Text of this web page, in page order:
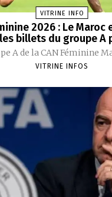
VITRINE INFO
2026 : Le Maroc
billets du groupe A
A de la CAN Féminine
VITRINE INFOS